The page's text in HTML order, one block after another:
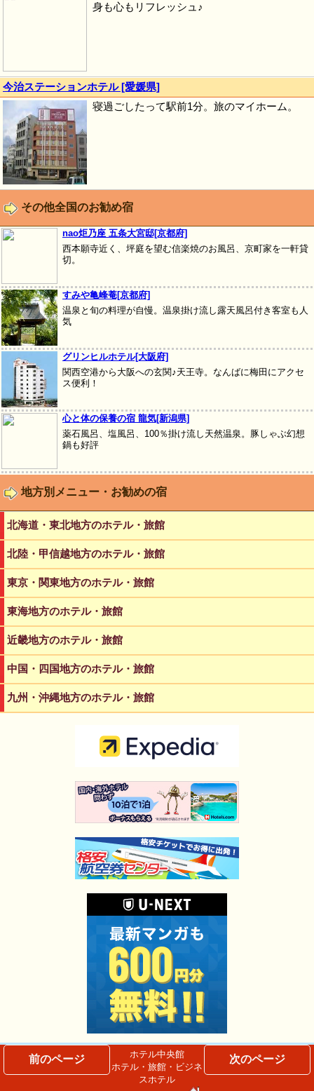
身も心もリフレッシュ♪
今治ステーションホテル [愛媛県]
寝過ごしたって駅前1分。旅のマイホーム。
その他全国のお勧め宿
nao炬乃座 五条大宮邸[京都府]
西本願寺近く、坪庭を望む信楽焼のお風呂、京町家を一軒貸
切。
すみや亀峰菴[京都府]
温泉と旬の料理が自慢。温泉掛け流し露天風呂付き客室も人
気
グリンヒルホテル[大阪府]
関西空港から大阪への玄関♪天王寺。なんばに梅田にアクセ
ス便利！
心と体の保養の宿 龍気[新潟県]
薬石風呂、塩風呂、100％掛け流し天然温泉。豚しゃぶ幻想
鍋も好評
地方別メニュー・お勧めの宿
北海道・東北地方のホテル・旅館
北陸・甲信越地方のホテル・旅館
東京・関東地方のホテル・旅館
東海地方のホテル・旅館
近畿地方のホテル・旅館
中国・四国地方のホテル・旅館
九州・沖縄地方のホテル・旅館
前のページ 次のページ
ホテル中央館
ホテル・旅館・ビジネ
スホテル